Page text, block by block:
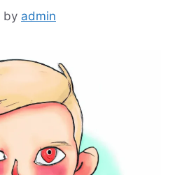
by admin